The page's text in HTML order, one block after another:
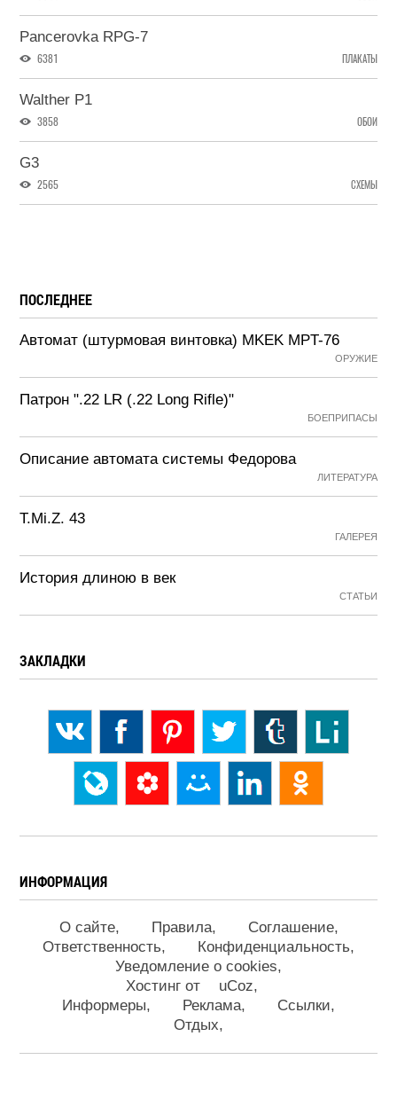
Pancerovka RPG-7
6381 ПЛАКАТЫ
Walther P1
3858 ОБОИ
G3
2565 СХЕМЫ
ПОСЛЕДНЕЕ
Автомат (штурмовая винтовка) MKEK MPT-76
ОРУЖИЕ
Патрон ".22 LR (.22 Long Rifle)"
БОЕПРИПАСЫ
Описание автомата системы Федорова
ЛИТЕРАТУРА
T.Mi.Z. 43
ГАЛЕРЕЯ
История длиною в век
СТАТЬИ
ЗАКЛАДКИ
ИНФОРМАЦИЯ
О сайте Правила
Соглашение
Ответственность
Конфиденциальность
Уведомление о cookies
Хостинг от
uCoz
Информеры
Реклама
Ссылки
Отдых